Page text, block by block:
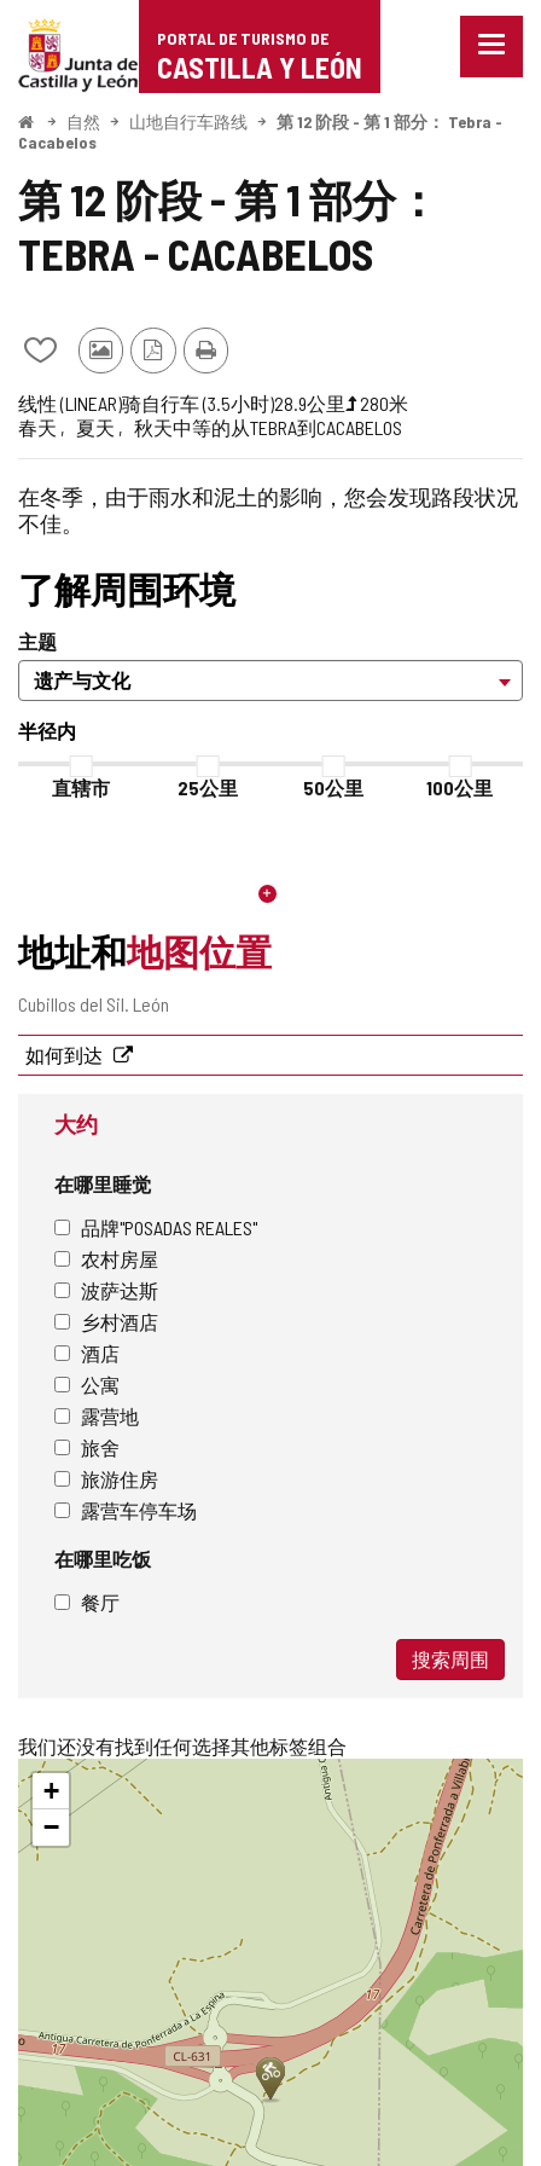
Portal
de
Turismo
de
Castilla
PORTAL DE TURISMO DE
CASTILLA Y LEÓN
菜
关
开
始
自然 山地自行车路线
第 12 阶段 - 第 1 部分： Tebra -
Cacabelos
第 12 阶段 - 第 1 部分：
TEBRA - CACABELOS
从
的
笔
记
中
添
删
除
其
游
客
的
片
PDF
本
打
旅
行
线性 (LINEAR)
一
半
骑自行车 (3.5小时)
长
度
28.9公里
高
程
梯
度
（米）
280米
受
到
推
崇
的
春天 夏天 秋天
路
线
难
度
中等的
路
线
从TEBRA到CACABELOS
在冬季，由于雨水和泥土的影响，您会发现路段状况
不佳。
了解周围环境
主题
半径内
直辖市 25公里 50公里 100公里
地址和地图位置
邮
地
址
Cubillos del Sil. León
如何到达
大约
在哪里睡觉
品牌"POSADAS REALES"
农村房屋
波萨达斯
乡村酒店
酒店
公寓
露营地
旅舍
旅游住房
露营车停车场
在哪里吃饭
餐厅
搜索周围
我们还没有找到任何选择其他标签组合
跳
过
地
图
+
−